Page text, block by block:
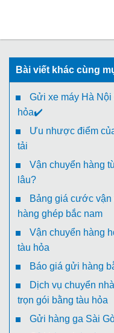
Bài viết khác cùng
Gửi xe máy Hà Nội
hỏa✔️
Ưu nhược điểm
tải
Vận chuyển hàng
lâu?
Bảng giá cước vận
hàng ghép bắc nam
Vận chuyển hàng
tàu hỏa
Báo giá gửi hàng
Dịch vụ chuyển
trọn gói bằng tàu hỏa
Gửi hàng ga Sài